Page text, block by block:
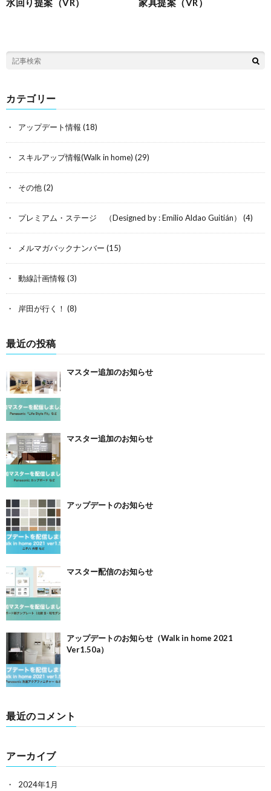
水回り提案（VR） 家具提案（VR）
カテゴリー
アップデート情報 (18)
スキルアップ情報(Walk in home) (29)
その他(2)
プレミアム・ステージ （Designed by : Emilio Aldao Guitián） (4)
メルマガバックナンバー (15)
動線計画情報 (3)
岸田が行く！ (8)
最近の投稿
マスター追加のお知らせ
マスター追加のお知らせ
アップデートのお知らせ
マスター配信のお知らせ
アップデートのお知らせ（Walk in home 2021
Ver1.50a）
最近のコメント
アーカイブ
2024年1月